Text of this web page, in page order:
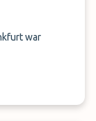
war